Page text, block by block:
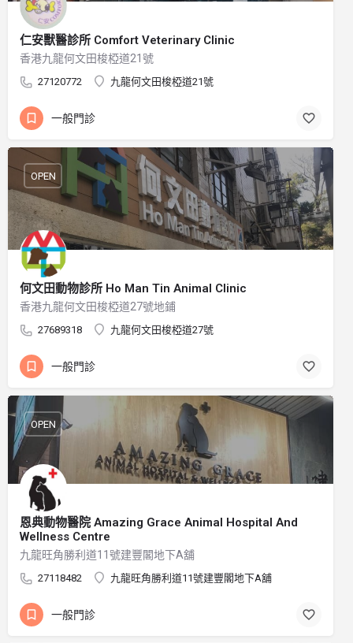
仁安獸醫診所 Comfort Veterinary Clinic
香港九龍何文田梭椏道21號
27120772 九龍何文田梭椏道21號
一般門診
何文田動物診所 Ho Man Tin Animal Clinic
香港九龍何文田梭椏道27號地鋪
27689318 九龍何文田梭椏道27號
OPEN
一般門診
恩典動物醫院 Amazing Grace Animal Hospital And
Wellness Centre
九龍旺角勝利道11號建豐閣地下A舖
27118482 九龍旺角勝利道11號建豐閣地下A舖
OPEN
一般門診